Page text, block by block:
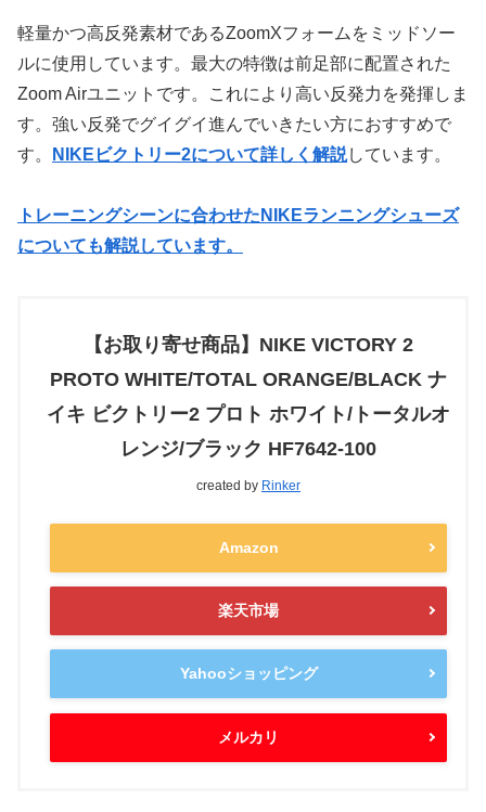
軽量かつ高反発素材であるZoomXフォームをミッドソー
ルに使用しています。最大の特徴は前足部に配置された
Zoom Airユニットです。これにより高い反発力を発揮しま
す。強い反発でグイグイ進んでいきたい方におすすめで
す。
NIKEビクトリー2について詳しく解説しています。
トレーニングシーンに合わせたNIKEランニングシューズ
についても解説しています。
【お取り寄せ商品】NIKE VICTORY 2
PROTO WHITE/TOTAL ORANGE/BLACK ナ
イキ ビクトリー2 プロト ホワイト/トータルオ
レンジ/ブラック HF7642-100
created by Rinker
Amazon
楽天市場
Yahooショッピング
メルカリ